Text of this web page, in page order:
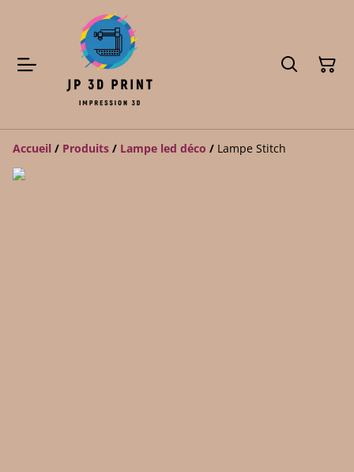
Accueil / Produits / Lampe led déco / Lampe Stitch